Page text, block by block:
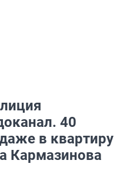
40
в квартиру
Кармазинова